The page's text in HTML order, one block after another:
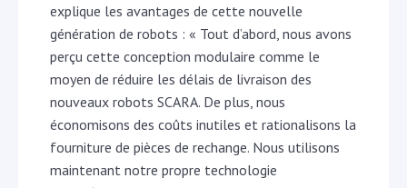
explique les avantages de cette nouvelle
génération de robots : « Tout d’abord, nous avons
perçu cette conception modulaire comme le
moyen de réduire les délais de livraison des
nouveaux robots SCARA. De plus, nous
économisons des coûts inutiles et rationalisons la
fourniture de pièces de rechange. Nous utilisons
maintenant notre propre technologie